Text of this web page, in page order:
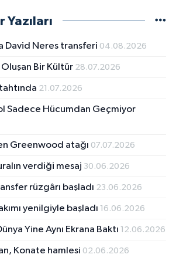
Yazıları
David Neres transferi 04.08.2026
Bir Kültür 28.07.2026
21.07.2026
Sadece Hücumdan Geçmiyor
Greenwood atağı 07.07.2026
verdiği mesaj 30.06.2026
rüzgârı başladı 23.06.2026
yenilgiyle başladı 16.06.2026
Yine Aynı Ekrana Baktı 12.06.2026
Konate hamlesi 02.06.2026